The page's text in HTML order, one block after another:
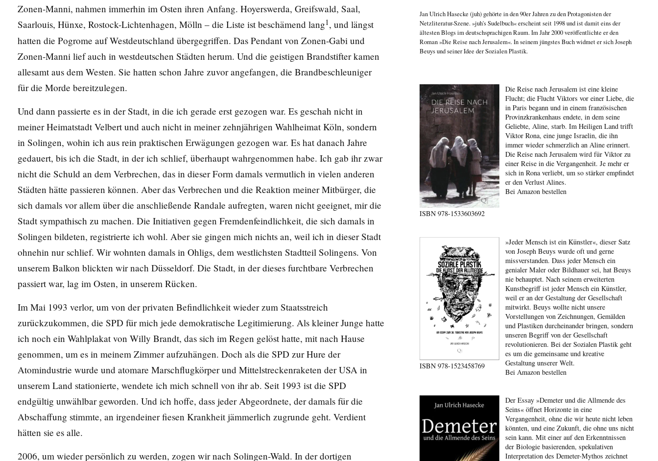
Zonen-Manni, nahmen immerhin im Osten ihren Anfang. Hoyerswerda, Greifswald, Saal,
Saarlouis, Hünxe, Rostock-Lichtenhagen, Mölln – die Liste ist beschämend lang1, und längst
hatten die Pogrome auf Westdeutschland übergegriffen. Das Pendant von Zonen-Gabi und
Zonen-Manni lief auch in westdeutschen Städten herum. Und die geistigen Brandstifter kamen
allesamt aus dem Westen. Sie hatten schon Jahre zuvor angefangen, die Brandbeschleuniger
für die Morde bereitzulegen.
Und dann passierte es in der Stadt, in die ich gerade erst gezogen war. Es geschah nicht in
meiner Heimatstadt Velbert und auch nicht in meiner zehnjährigen Wahlheimat Köln, sondern
in Solingen, wohin ich aus rein praktischen Erwägungen gezogen war. Es hat danach Jahre
gedauert, bis ich die Stadt, in der ich schlief, überhaupt wahrgenommen habe. Ich gab ihr zwar
nicht die Schuld an dem Verbrechen, das in dieser Form damals vermutlich in vielen anderen
Städten hätte passieren können. Aber das Verbrechen und die Reaktion meiner Mitbürger, die
sich damals vor allem über die anschließende Randale aufregten, waren nicht geeignet, mir die
Stadt sympathisch zu machen. Die Initiativen gegen Fremdenfeindlichkeit, die sich damals in
Solingen bildeten, registrierte ich wohl. Aber sie gingen mich nichts an, weil ich in dieser Stadt
ohnehin nur schlief. Wir wohnten damals in Ohligs, dem westlichsten Stadtteil Solingens. Von
unserem Balkon blickten wir nach Düsseldorf. Die Stadt, in der dieses furchtbare Verbrechen
passiert war, lag im Osten, in unserem Rücken.
Im Mai 1993 verlor, um von der privaten Befindlichkeit wieder zum Staatsstreich
zurückzukommen, die SPD für mich jede demokratische Legitimierung. Als kleiner Junge hatte
ich noch ein Wahlplakat von Willy Brandt, das sich im Regen gelöst hatte, mit nach Hause
genommen, um es in meinem Zimmer aufzuhängen. Doch als die SPD zur Hure der
Atomindustrie wurde und atomare Marschflugkörper und Mittelstreckenraketen der USA in
unserem Land stationierte, wendete ich mich schnell von ihr ab. Seit 1993 ist die SPD
endgültig unwählbar geworden. Und ich hoffe, dass jeder Abgeordnete, der damals für die
Abschaffung stimmte, an irgendeiner fiesen Krankheit jämmerlich zugrunde geht. Verdient
hätten sie es alle.
2006, um wieder persönlich zu werden, zogen wir nach Solingen-Wald. In der dortigen
Jan Ulrich Hasecke (juh) gehörte in den 90er Jahren zu den Protagonisten der
Netzliteratur-Szene. »juh's Sudelbuch« erscheint seit 1998 und ist damit eins der
ältesten Blogs im deutschsprachigen Raum. Im Jahr 2000 veröffentlichte er den
Roman»Die Reise nach Jerusalem«. In seinem jüngstes Buch widmet er sichJoseph
Beuys und seiner Idee der Sozialen Plastik.
ISBN978-1533603692
Die Reise nach Jerusalem ist eine kleine
Flucht; die Flucht Viktors vor einer Liebe, die
in Paris begann und in einem französischen
Provinzkrankenhaus endete, in dem seine
Geliebte, Aline, starb. Im Heiligen Land trifft
Viktor Rona, eine junge Israelin, die ihn
immer wieder schmerzlich an Aline erinnert.
Die Reise nach Jerusalem wird für Viktor zu
einer Reise in die Vergangenheit. Je mehr er
sich in Rona verliebt, um so stärker empfindet
er den Verlust Alines.
Bei Amazon bestellen
ISBN978-1523458769
»Jeder Mensch ist ein Künstler«, dieser Satz
von Joseph Beuys wurde oft und gerne
missverstanden. Dass jeder Mensch ein
genialer Maler oder Bildhauer sei, hat Beuys
nie behauptet. Nach seinem erweiterten
Kunstbegriff ist jeder Mensch ein Künstler,
weil er an der Gestaltung der Gesellschaft
mitwirkt. Beuys wollte nicht unsere
Vorstellungen von Zeichnungen, Gemälden
und Plastiken durcheinander bringen, sondern
unseren Begriff von der Gesellschaft
revolutionieren. Bei der Sozialen Plastik geht
es um die gemeinsame und kreative
Gestaltung unserer Welt.
Bei Amazon bestellen
Der Essay »Demeter und die Allmende des
Seins« öffnet Horizonte in eine
Vergangenheit, ohne die wir heute nicht leben
könnten, und eine Zukunft, die ohne uns nicht
sein kann. Mit einer auf den Erkenntnissen
der Biologie basierenden, spekulativen
Interpretation des Demeter-Mythos zeichnet